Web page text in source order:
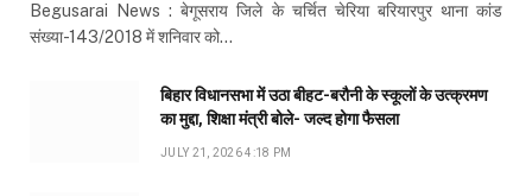
Begusarai News : बेगूसराय जिले के चर्चित चेरिया बरियारपुर थाना कांड
संख्या-143/2018 में शनिवार को…
बिहार विधानसभा में उठा बीहट-बरौनी के स्कूलों के उत्क्रमण
का मुद्दा, शिक्षा मंत्री बोले- जल्द होगा फैसला
JULY 21, 2026 4:18 PM